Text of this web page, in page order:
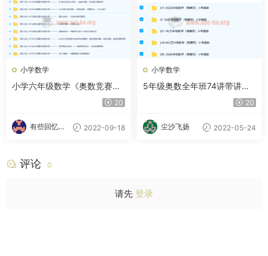
小学数学
小学六年级数学《奥数竞赛秋
20
有些回忆忘
2022-09-18
小学数学
5年级奥数全年班74讲带讲义
20
尘沙飞扬 2022-05-24
评论 0
请先 登录